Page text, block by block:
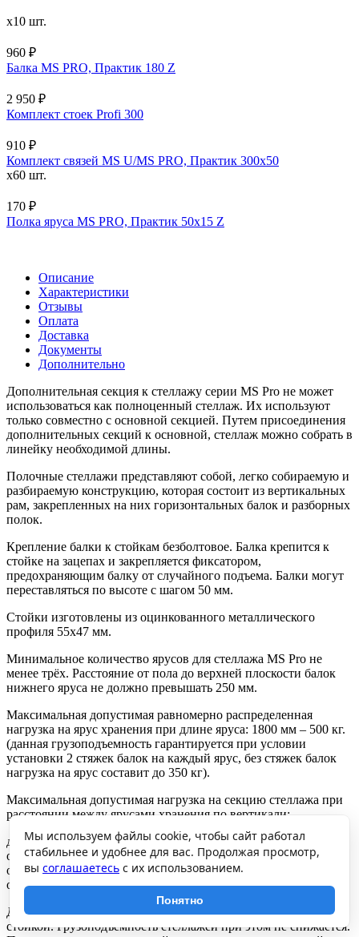
x10 шт.
960 ₽
Балка MS PRO, Практик 180 Z
2 950 ₽
Комплект стоек Profi 300
910 ₽
Комплект связей MS U/MS PRO, Практик 300x50
x60 шт.
170 ₽
Полка яруса MS PRO, Практик 50х15 Z
Описание
Характеристики
Отзывы
Оплата
Доставка
Документы
Дополнительно
Дополнительная секция к стеллажу серии MS Pro не может
использоваться как полноценный стеллаж. Их используют
только совместно с основной секцией. Путем присоединения
дополнительных секций к основной, стеллаж можно собрать в
линейку необходимой длины.
Полочные стеллажи представляют собой, легко собираемую и
разбираемую конструкцию, которая состоит из вертикальных
рам, закрепленных на них горизонтальных балок и разборных
полок.
Крепление балки к стойкам безболтовое. Балка крепится к
стойке на зацепах и закрепляется фиксатором,
предохраняющим балку от случайного подъема. Балки могут
переставляться по высоте с шагом 50 мм.
Стойки изготовлены из оцинкованного металлического
профиля 55х47 мм.
Минимальное количество ярусов для стеллажа MS Pro не
менее трёх. Расстояние от пола до верхней плоскости балок
нижнего яруса не должно превышать 250 мм.
Максимальная допустимая равномерно распределенная
нагрузка на ярус хранения при длине яруса: 1800 мм – 500 кг.
(данная грузоподъемность гарантируется при условии
установки 2 стяжек балок на каждый ярус, без стяжек балок
нагрузка на ярус составит до 350 кг).
Максимальная допустимая нагрузка на секцию стеллажа при
расстоянии между ярусами хранения по вертикали:
до 750 мм – 2500 кг,
от 750 до 1000 мм – 1500 кг,
от 1000 до 1250 мм – 1050 кг,
от 1250 до 2000 мм – 500 кг.
Допускается собирать стеллажи в линию с общей средней
стойкой. Грузоподъемность стеллажей при этом не снижается.
Мы используем файлы cookie, чтобы сайт работал
стабильнее и удобнее для вас. Продолжая просмотр,
вы соглашаетесь с их использованием.
Понятно